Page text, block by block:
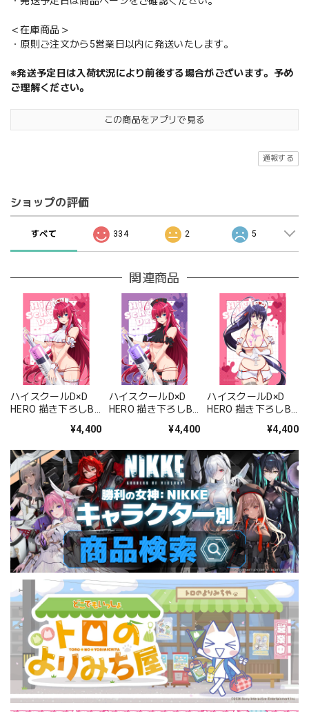
＜在庫商品＞
・原則ご注文から5営業日以内に発送いたします。
※発送予定日は入荷状況により前後する場合がございます。予め
ご理解ください。
この商品をアプリで見る
通報する
ショップの評価
すべて 334 2 5
関連商品
ハイスクールD×D
HERO 描き下ろしB2
ス・グレモリー/白
¥4,400
ハイスクールD×D
HERO 描き下ろしB2
ス・グレモリー/黒
¥4,400
ハイスクールD×D
HERO 描き下ろしB2
朱乃/白ナース)Wス
¥4,400